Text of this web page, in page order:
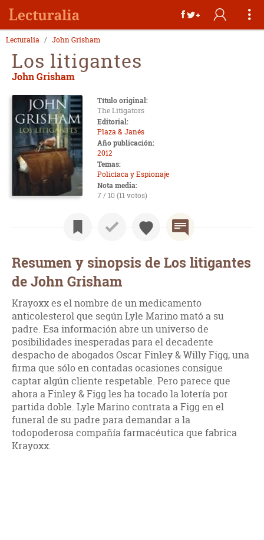
Lecturalia John Grisham
Los litigantes
John Grisham
Título original:
The Litigators
Editorial:
Plaza & Janés
Año publicación:
2012
Temas:
Policíaca y Espionaje
Nota media:
7 / 10 (11 votos)
Resumen y sinopsis de Los litigantes
de John Grisham
Krayoxx es el nombre de un medicamento
anticolesterol que según Lyle Marino mató a su
padre. Esa información abre un universo de
posibilidades inesperadas para el decadente
despacho de abogados Oscar Finley & Willy Figg, una
firma que sólo en contadas ocasiones consigue
captar algún cliente respetable. Pero parece que
ahora a Finley & Figg les ha tocado la lotería por
partida doble. Lyle Marino contrata a Figg en el
funeral de su padre para demandar a la
todopoderosa compañía farmacéutica que fabrica
Krayoxx.